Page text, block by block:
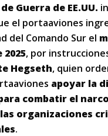
Guerra de EE.UU.
el portaaviones
del Comando Sur el
, por
Hegseth, quien
apoyar la
combatir el
organizaciones
.